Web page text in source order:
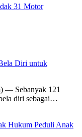
31 Motor
Diri untuk
— Sebanyak 121
diri sebagai…
Hukum Peduli Anak